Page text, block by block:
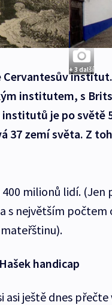
+ 3 další
Cervantesův
institutem, s
je po světě
37 zemí světa. Z
milionů lidí. (Jen
s největším
handicap
asi ještě dnes